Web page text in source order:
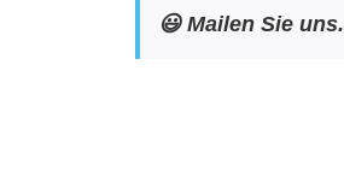
😃 Mailen Sie uns.